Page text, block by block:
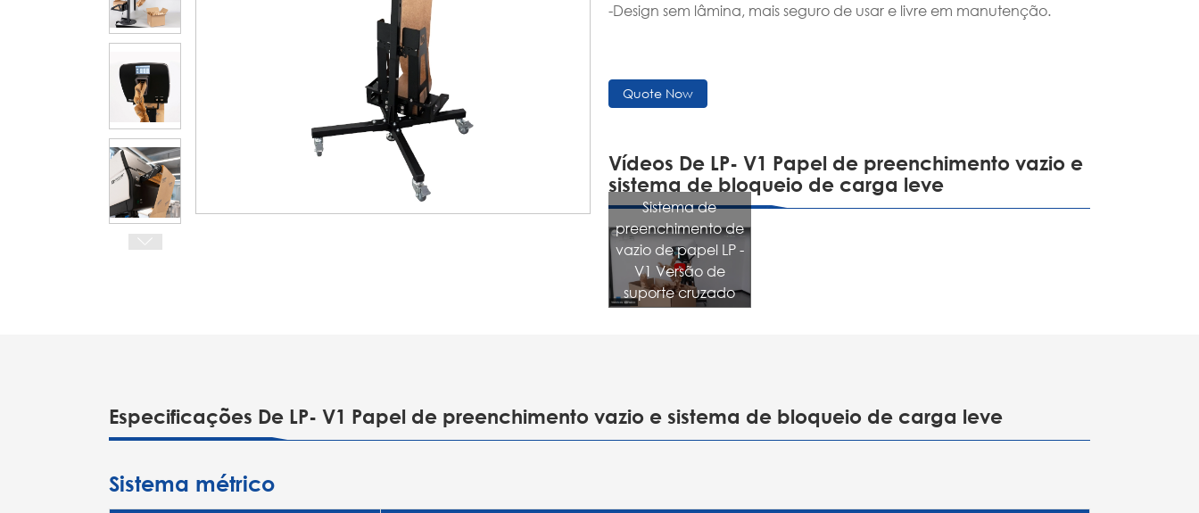
tiếng việt
-Design sem lâmina, mais seguro de usar e livre em manutenção.
Quote Now
Vídeos De LP- V1 Papel de preenchimento vazio e
sistema de bloqueio de carga leve
Sistema de
preenchimento de
vazio de papel LP -
V1 Versão de
suporte cruzado
Especificações De LP- V1 Papel de preenchimento vazio e sistema de bloqueio de carga leve
Sistema métrico